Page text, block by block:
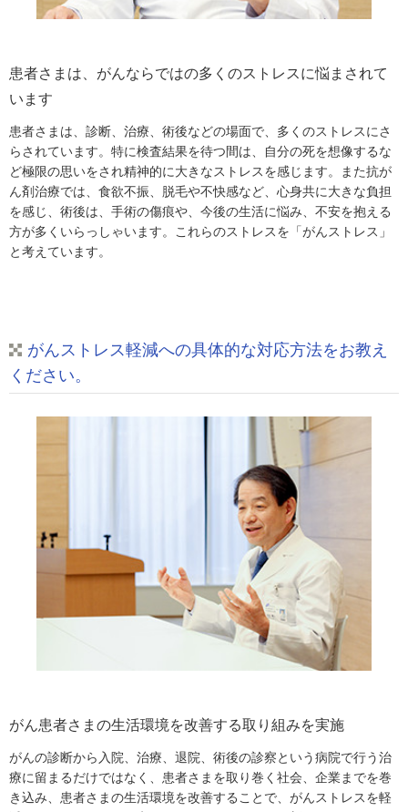
患者さまは、がんならではの多くのストレスに悩まされて
います
患者さまは、診断、治療、術後などの場面で、多くのストレスにさ
らされています。特に検査結果を待つ間は、自分の死を想像するな
ど極限の思いをされ精神的に大きなストレスを感じます。また抗が
ん剤治療では、食欲不振、脱毛や不快感など、心身共に大きな負担
を感じ、術後は、手術の傷痕や、今後の生活に悩み、不安を抱える
方が多くいらっしゃいます。これらのストレスを「がんストレス」
と考えています。
がんストレス軽減への具体的な対応方法をお教え
ください。
がん患者さまの生活環境を改善する取り組みを実施
がんの診断から入院、治療、退院、術後の診察という病院で行う治
療に留まるだけではなく、患者さまを取り巻く社会、企業までを巻
き込み、患者さまの生活環境を改善することで、がんストレスを軽